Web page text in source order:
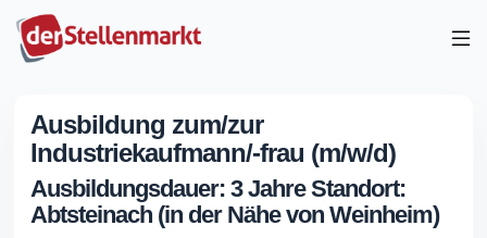
Ausbildung zum/zur
Industriekaufmann/-frau (m/w/d)
Ausbildungsdauer: 3 Jahre Standort:
Abtsteinach (in der Nähe von Weinheim)